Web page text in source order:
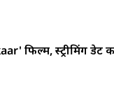
फिल्म, स्ट्रीमिंग डेट